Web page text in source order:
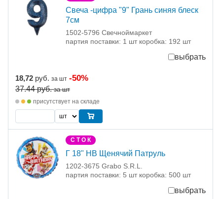
Свеча -цифра "9" Грань синяя блеск
7см
1502-5796 Свечноймаркет
партия поставки: 1 шт коробка: 192 шт
выбрать
18,72 руб. за шт -50%
37.44руб. за шт
присутствует на складе
С Т О К
Г 18" HB Щенячий Патруль
1202-3675 Grabo S.R.L.
партия поставки: 5 шт коробка: 500 шт
выбрать